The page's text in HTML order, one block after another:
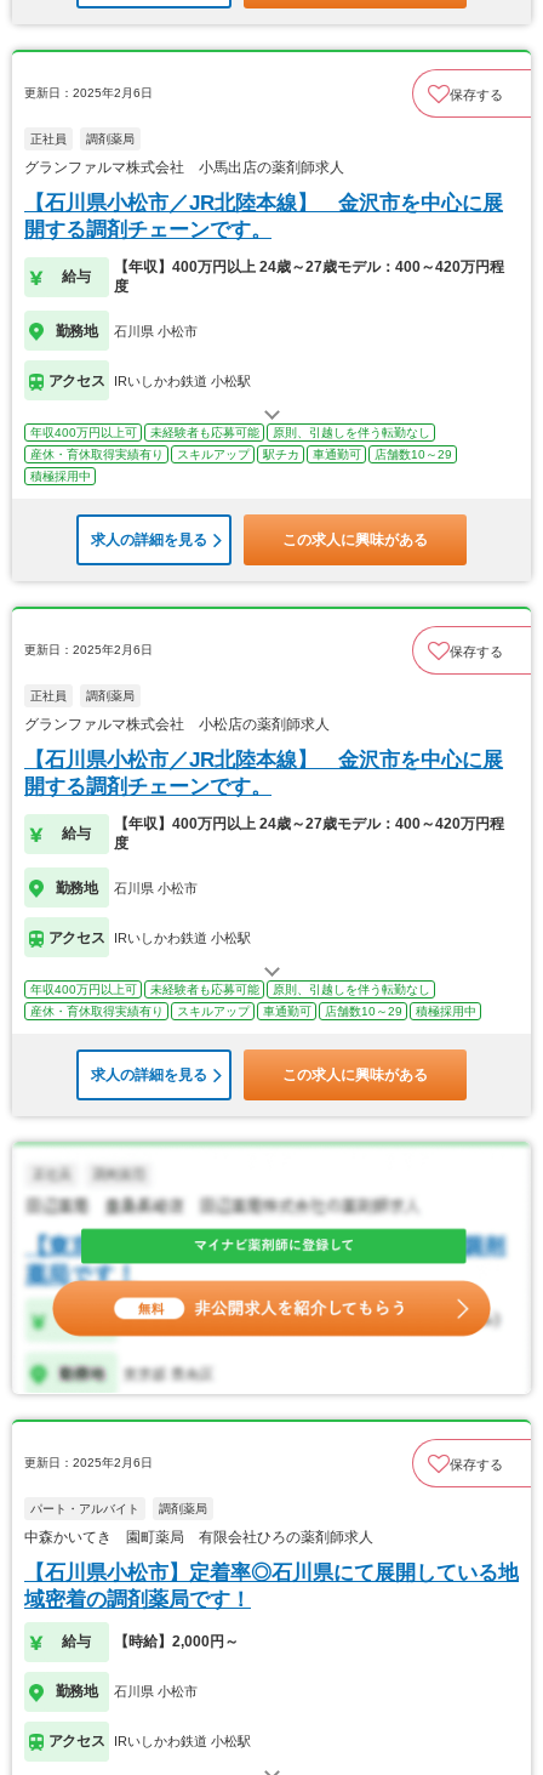
更新日：2025年2月6日 保存する
正社員 調剤薬局
グランファルマ株式会社 小馬出店の薬剤師求人
【石川県小松市／JR北陸本線】 金沢市を中心に展
開する調剤チェーンです。
給与
【年収】400万円以上 24歳～27歳モデル：400～420万円程
度
勤務地 石川県 小松市
アクセス IRいしかわ鉄道 小松駅
年収400万円以上可 未経験者も応募可能
原則、引越しを伴う転勤なし
産休・育休取得実績有り
スキルアップ 駅チカ 車通勤可
店舗数10～29
積極採用中
求人の詳細を見る この求人に興味がある
更新日：2025年2月6日 保存する
正社員 調剤薬局
グランファルマ株式会社 小松店の薬剤師求人
【石川県小松市／JR北陸本線】 金沢市を中心に展
開する調剤チェーンです。
給与
【年収】400万円以上 24歳～27歳モデル：400～420万円程
度
勤務地 石川県 小松市
アクセス IRいしかわ鉄道 小松駅
年収400万円以上可 未経験者も応募可能
原則、引越しを伴う転勤なし
産休・育休取得実績有り
スキルアップ 車通勤可 店舗数10～29 積極採用中
求人の詳細を見る この求人に興味がある
更新日：2025年2月6日 保存する
パート・アルバイト 調剤薬局
中森かいてき 園町薬局 有限会社ひろの薬剤師求人
【石川県小松市】定着率◎石川県にて展開している地
域密着の調剤薬局です！
給与 【時給】2,000円～
勤務地 石川県 小松市
アクセス IRいしかわ鉄道 小松駅